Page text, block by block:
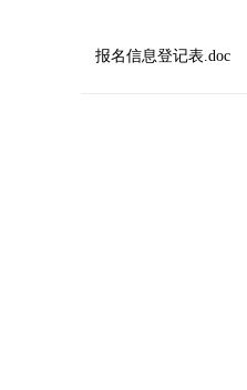
报名信息登记表.doc